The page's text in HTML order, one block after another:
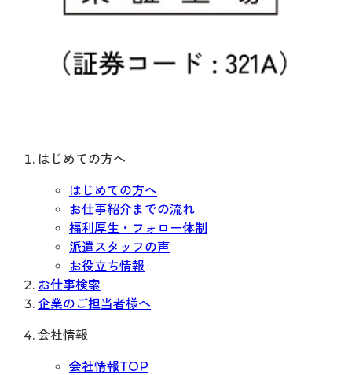
はじめての方へ
はじめての方へ
お仕事紹介までの流れ
福利厚生・フォロー体制
派遣スタッフの声
お役立ち情報
お仕事検索
企業のご担当者様へ
会社情報
会社情報TOP